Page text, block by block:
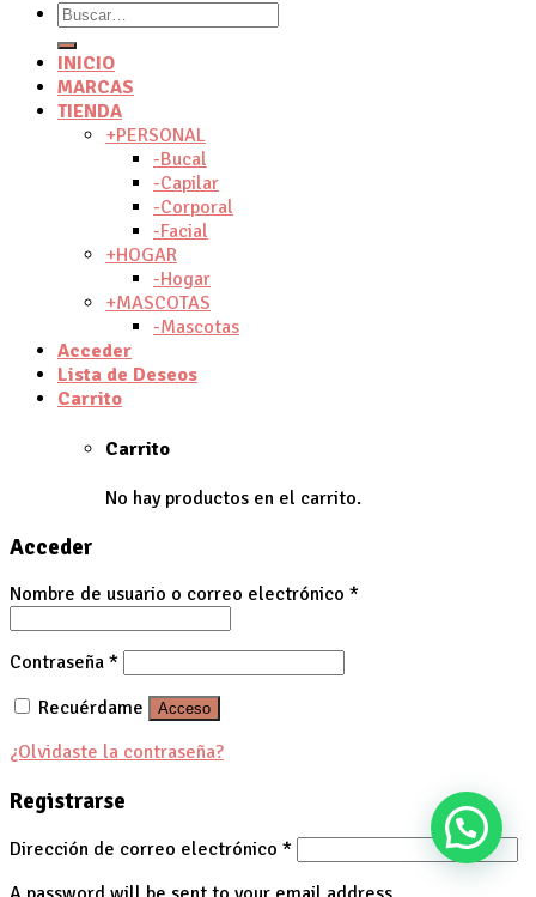
Buscar
por:
INICIO
MARCAS
TIENDA
+PERSONAL
-Bucal
-Capilar
-Corporal
-Facial
+HOGAR
-Hogar
+MASCOTAS
-Mascotas
Acceder
Lista de Deseos
Carrito
Carrito
No hay productos en el carrito.
Acceder
Nombre de usuario o correo electrónico *
Contraseña *
Recuérdame
Acceso
¿Olvidaste la contraseña?
Registrarse
Dirección de correo electrónico *